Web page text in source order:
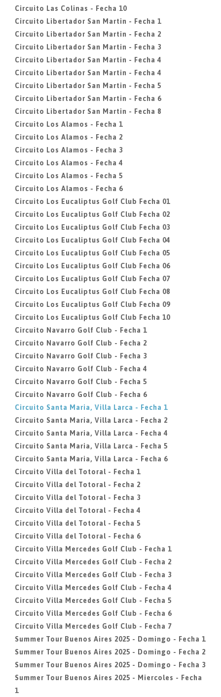
Circuito Las Colinas - Fecha 10
Circuito Libertador San Martin - Fecha 1
Circuito Libertador San Martin - Fecha 2
Circuito Libertador San Martin - Fecha 3
Circuito Libertador San Martin - Fecha 4
Circuito Libertador San Martin - Fecha 4
Circuito Libertador San Martin - Fecha 5
Circuito Libertador San Martin - Fecha 6
Circuito Libertador San Martin - Fecha 8
Circuito Los Alamos - Fecha 1
Circuito Los Alamos - Fecha 2
Circuito Los Alamos - Fecha 3
Circuito Los Alamos - Fecha 4
Circuito Los Alamos - Fecha 5
Circuito Los Alamos - Fecha 6
Circuito Los Eucaliptus Golf Club Fecha 01
Circuito Los Eucaliptus Golf Club Fecha 02
Circuito Los Eucaliptus Golf Club Fecha 03
Circuito Los Eucaliptus Golf Club Fecha 04
Circuito Los Eucaliptus Golf Club Fecha 05
Circuito Los Eucaliptus Golf Club Fecha 06
Circuito Los Eucaliptus Golf Club Fecha 07
Circuito Los Eucaliptus Golf Club Fecha 08
Circuito Los Eucaliptus Golf Club Fecha 09
Circuito Los Eucaliptus Golf Club Fecha 10
Circuito Navarro Golf Club - Fecha 1
Circuito Navarro Golf Club - Fecha 2
Circuito Navarro Golf Club - Fecha 3
Circuito Navarro Golf Club - Fecha 4
Circuito Navarro Golf Club - Fecha 5
Circuito Navarro Golf Club - Fecha 6
Circuito Santa Maria, Villa Larca - Fecha 1
Circuito Santa Maria, Villa Larca - Fecha 2
Circuito Santa Maria, Villa Larca - Fecha 4
Circuito Santa Maria, Villa Larca - Fecha 5
Circuito Santa Maria, Villa Larca - Fecha 6
Circuito Villa del Totoral - Fecha 1
Circuito Villa del Totoral - Fecha 2
Circuito Villa del Totoral - Fecha 3
Circuito Villa del Totoral - Fecha 4
Circuito Villa del Totoral - Fecha 5
Circuito Villa del Totoral - Fecha 6
Circuito Villa Mercedes Golf Club - Fecha 1
Circuito Villa Mercedes Golf Club - Fecha 2
Circuito Villa Mercedes Golf Club - Fecha 3
Circuito Villa Mercedes Golf Club - Fecha 4
Circuito Villa Mercedes Golf Club - Fecha 5
Circuito Villa Mercedes Golf Club - Fecha 6
Circuito Villa Mercedes Golf Club - Fecha 7
Summer Tour Buenos Aires 2025 - Domingo - Fecha 1
Summer Tour Buenos Aires 2025 - Domingo - Fecha 2
Summer Tour Buenos Aires 2025 - Domingo - Fecha 3
Summer Tour Buenos Aires 2025 - Miercoles - Fecha
1